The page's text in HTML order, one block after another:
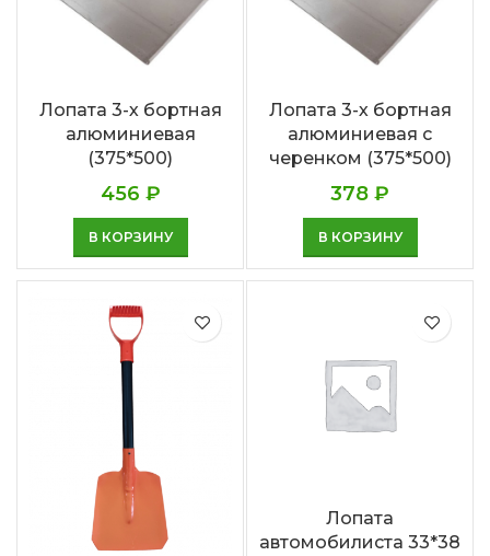
Лопата 3-х бортная
алюминиевая
(375*500)
456 ₽
В КОРЗИНУ
Лопата 3-х бортная
алюминиевая с
черенком (375*500)
378 ₽
В КОРЗИНУ
Лопата
автомобилиста 33*38